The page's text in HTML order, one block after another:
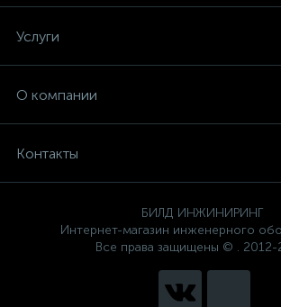
Услуги
О компании
Контакты
БИЛД ИНЖИНИРИНГ
Интернет-магазин инженерного
Все права защищены © . 2012-